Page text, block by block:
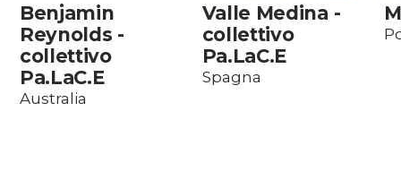
Benjamin
Reynolds -
collettivo
Pa.LaC.E
Australia
Valle Medina -
collettivo
Pa.LaC.E
Spagna